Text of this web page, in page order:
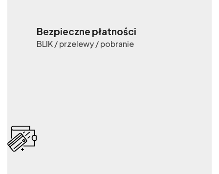
Bezpieczne płatności
BLIK / przelewy / pobranie